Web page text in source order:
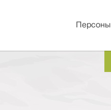
Персоны